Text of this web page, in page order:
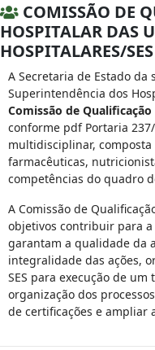
COMISSÃO DE
HOSPITALAR DAS
HOSPITALARES/SES
A Secretaria de Estado da
Superintendência dos
Comissão de
conforme pdf Portaria
multidisciplinar,
farmacêuticas,
competências do quadro
A Comissão de
objetivos contribuir para
garantam a qualidade da
integralidade das ações,
SES para execução de
organização dos
de certificações e